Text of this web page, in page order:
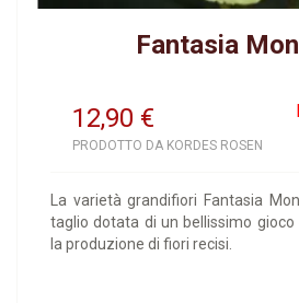
Fantasia
12,90 €
PRODOTTO DA KORDES ROSEN
La varietà grandifiori Fantasia
taglio dotata di un bellissimo
la produzione di fiori recisi.